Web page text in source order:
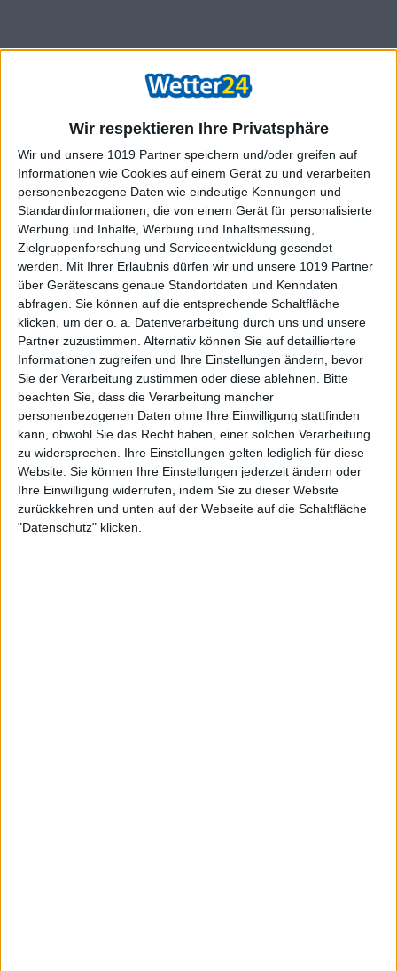
Wir respektieren Ihre Privatsphäre
Wir und unsere 1019 Partner speichern und/oder greifen auf
Informationen wie Cookies auf einem Gerät zu und verarbeiten
personenbezogene Daten wie eindeutige Kennungen und
Standardinformationen, die von einem Gerät für personalisierte
Werbung und Inhalte, Werbung und Inhaltsmessung,
Zielgruppenforschung und Serviceentwicklung gesendet
werden.
Mit Ihrer Erlaubnis dürfen wir und unsere 1019 Partner
über Gerätescans genaue Standortdaten und Kenndaten
abfragen. Sie können auf die entsprechende Schaltfläche
klicken, um der o. a. Datenverarbeitung durch uns und unsere
Partner zuzustimmen. Alternativ können Sie auf detailliertere
Informationen zugreifen und Ihre Einstellungen ändern, bevor
Sie der Verarbeitung zustimmen oder diese ablehnen.
Bitte
beachten Sie, dass die Verarbeitung mancher
personenbezogenen Daten ohne Ihre Einwilligung stattfinden
kann, obwohl Sie das Recht haben, einer solchen Verarbeitung
zu widersprechen. Ihre Einstellungen gelten lediglich für diese
Website. Sie können Ihre Einstellungen jederzeit ändern oder
Ihre Einwilligung widerrufen, indem Sie zu dieser Website
zurückkehren und unten auf der Webseite auf die Schaltfläche
"Datenschutz" klicken.